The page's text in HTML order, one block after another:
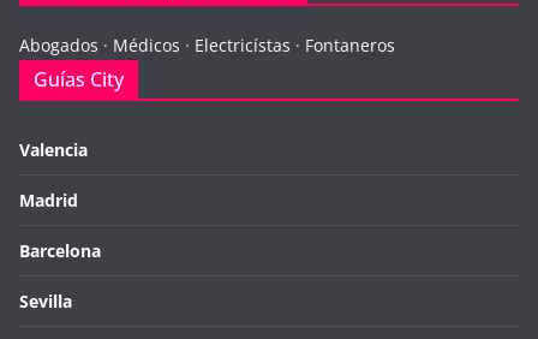
Abogados · Médicos · Electricístas · Fontaneros
Guías City
Valencia
Madrid
Barcelona
Sevilla